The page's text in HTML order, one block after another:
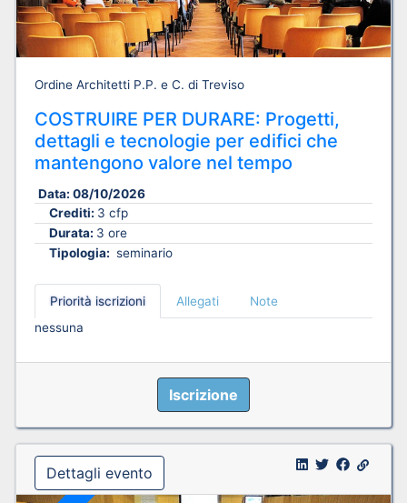
Ordine Architetti P.P. e C. di Treviso
COSTRUIRE PER DURARE: Progetti,
dettagli e tecnologie per edifici che
mantengono valore nel tempo
Data: 08/10/2026
Crediti: 3 cfp
Durata: 3 ore
Tipologia: seminario
Priorità iscrizioni Allegati
Note
nessuna
Iscrizione
Dettagli evento